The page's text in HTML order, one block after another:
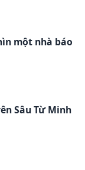
một nhà báo
Sâu Từ Minh